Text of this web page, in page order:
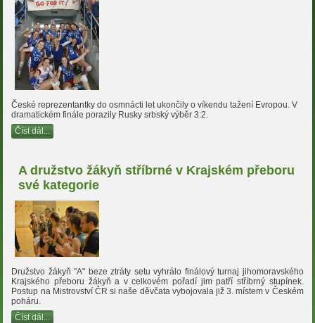
České reprezentantky do osmnácti let ukončily o víkendu tažení Evropou. V
dramatickém finále porazily Rusky srbský výběr 3:2.
Číst dál...
A družstvo žákyň stříbrné v Krajském přeboru
své kategorie
Družstvo žákyň "A" beze ztráty setu vyhrálo finálový turnaj jihomoravského
Krajského přeboru žákyň a v celkovém pořadí jim patří stříbrný stupínek.
Postup na Mistrovství ČR si naše děvčata vybojovala již 3. místem v Českém
poháru.
Číst dál...